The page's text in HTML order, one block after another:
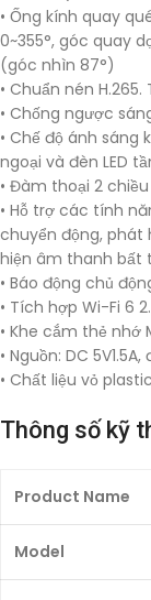
• Ống kính quay
0~355°, góc quay
(góc nhìn 87°)
• Chuẩn nén
• Chống ngược
• Chế độ ánh
ngoại và đèn LED
• Đàm thoại 2
• Hỗ trợ các tính
chuyển động, phát
hiện âm thanh bất
• Báo động chủ
• Tích hợp Wi-Fi 6
• Khe cắm thẻ nhớ
• Nguồn: DC
• Chất liệu vỏ
Thông số kỹ
Product Name
Model